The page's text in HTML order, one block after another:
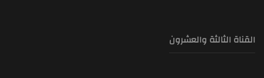
القناة الثالثة والعشرون